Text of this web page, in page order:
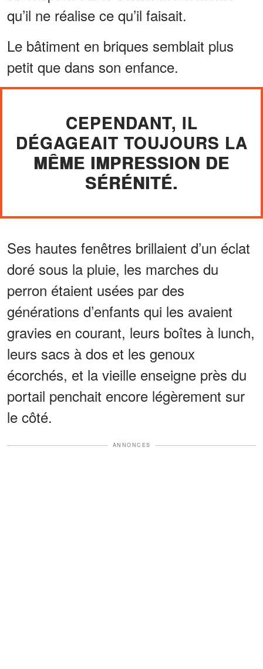
qu’il ne réalise ce qu’il faisait.
Le bâtiment en briques semblait plus
petit que dans son enfance.
CEPENDANT, IL
DÉGAGEAIT TOUJOURS LA
MÊME IMPRESSION DE
SÉRÉNITÉ.
Ses hautes fenêtres brillaient d’un éclat
doré sous la pluie, les marches du
perron étaient usées par des
générations d’enfants qui les avaient
gravies en courant, leurs boîtes à lunch,
leurs sacs à dos et les genoux
écorchés, et la vieille enseigne près du
portail penchait encore légèrement sur
le côté.
ANNONCES